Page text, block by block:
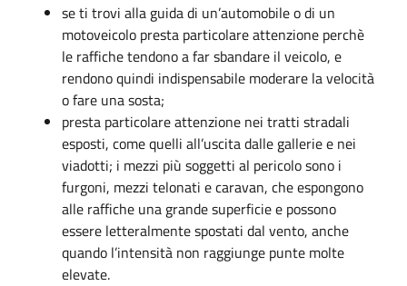
se ti trovi alla guida di un’automobile o di un
motoveicolo presta particolare attenzione perchè
le raffiche tendono a far sbandare il veicolo, e
rendono quindi indispensabile moderare la velocità
o fare una sosta;
presta particolare attenzione nei tratti stradali
esposti, come quelli all’uscita dalle gallerie e nei
viadotti; i mezzi più soggetti al pericolo sono i
furgoni, mezzi telonati e caravan, che espongono
alle raffiche una grande superficie e possono
essere letteralmente spostati dal vento, anche
quando l’intensità non raggiunge punte molte
elevate.